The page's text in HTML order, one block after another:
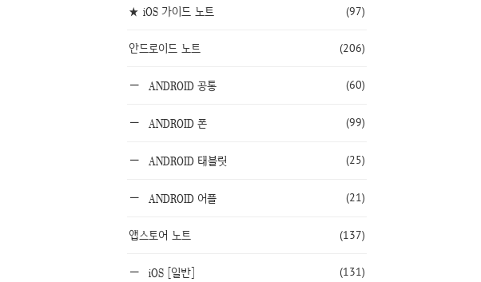
★ iOS 가이드 노트 (97)
안드로이드 노트 (206)
ANDROID 공통 (60)
ANDROID 폰 (99)
ANDROID 태블릿 (25)
ANDROID 어플 (21)
앱스토어 노트 (137)
iOS [일반] (131)